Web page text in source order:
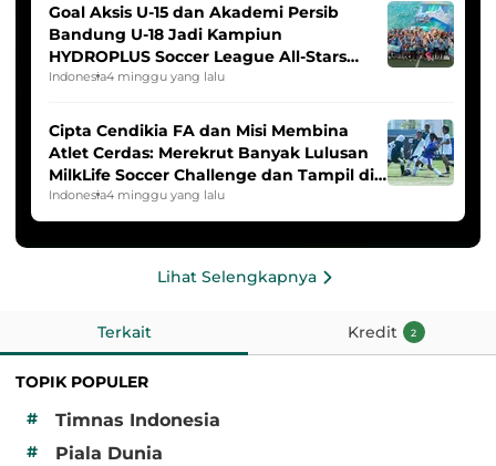
Goal Aksis U-15 dan Akademi Persib
Bandung U-18 Jadi Kampiun
HYDROPLUS Soccer League All-Stars
2025/2026
Indonesia4 minggu yang lalu
Cipta Cendikia FA dan Misi Membina
Atlet Cerdas: Merekrut Banyak Lulusan
MilkLife Soccer Challenge dan Tampil di
HYDROPLUS Soccer League
Indonesia4 minggu yang lalu
Lihat Selengkapnya
Terkait Kredit 2
TOPIK POPULER
#
Timnas Indonesia
# Piala Dunia